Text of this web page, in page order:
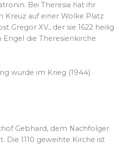
Bei Theresia hat ihr
auf einer Wolke Platz
Gregor XV., der sie 1622 heilig
die Theresienkirche
wurde im Krieg (1944)
Gebhard, dem Nachfolger
Die 1110 geweihte Kirche ist